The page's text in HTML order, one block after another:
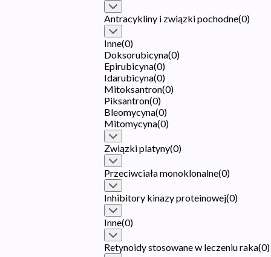
Antracykliny i związki pochodne(0)
Inne(0)
Doksorubicyna(0)
Epirubicyna(0)
Idarubicyna(0)
Mitoksantron(0)
Piksantron(0)
Bleomycyna(0)
Mitomycyna(0)
Związki platyny(0)
Przeciwciała monoklonalne(0)
Inhibitory kinazy proteinowej(0)
Inne(0)
Retynoidy stosowane w leczeniu raka(0)